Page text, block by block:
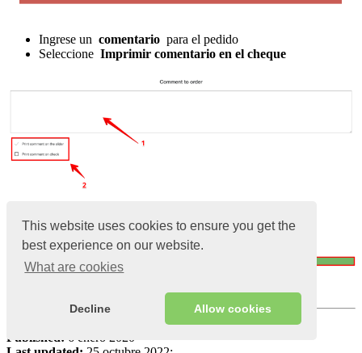
This website uses cookies to ensure you get the
best experience on our website.
What are cookies
Decline Allow cookies
Ingrese un comentario para el pedido
Seleccione Imprimir comentario en el cheque
Published: 6 enero 2020